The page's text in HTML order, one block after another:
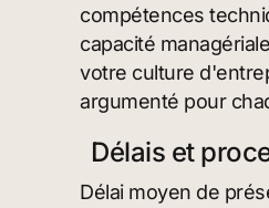
compétences
capacité
votre culture
argumenté pour
Délais et
Délai moyen de